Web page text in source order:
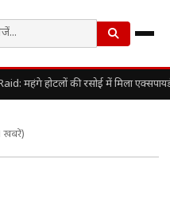
महंगे होटलों की रसोई में मिला
खबरें)